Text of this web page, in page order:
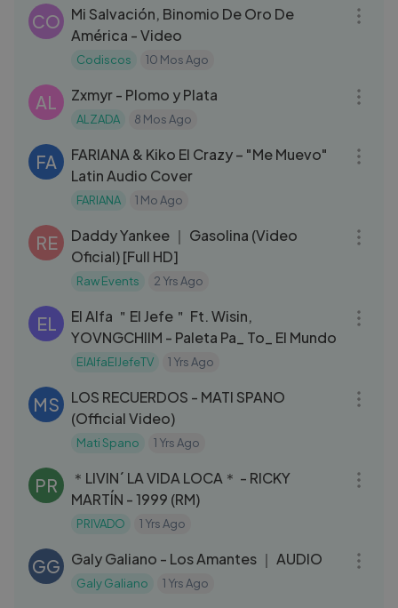
CO
Mi Salvación, Binomio De Oro De
América - Video
Codiscos 10 Mos Ago
AL Zxmyr - Plomo y Plata
ALZADA 8 Mos Ago
FA
FARIANA & Kiko El Crazy – "Me Muevo"
Latin Audio Cover
FARIANA 1 Mo Ago
RE
Daddy Yankee ｜ Gasolina (Video
Oficial) [Full HD]
Raw Events 2 Yrs Ago
EL
El Alfa ＂El Jefe＂ Ft. Wisin,
YOVNGCHIIM - Paleta Pa_ To_ El Mundo
ElAlfaElJefeTV 1 Yrs Ago
MS
LOS RECUERDOS - MATI SPANO
(Official Video)
Mati Spano 1 Yrs Ago
PR
＊LIVIN´ LA VIDA LOCA＊ - RICKY
MARTÍN - 1999 (RM)
PRIVADO 1 Yrs Ago
GG Galy Galiano - Los Amantes ｜ AUDIO
Galy Galiano 1 Yrs Ago